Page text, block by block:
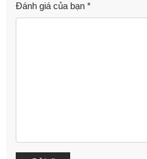
Đánh giá của bạn *